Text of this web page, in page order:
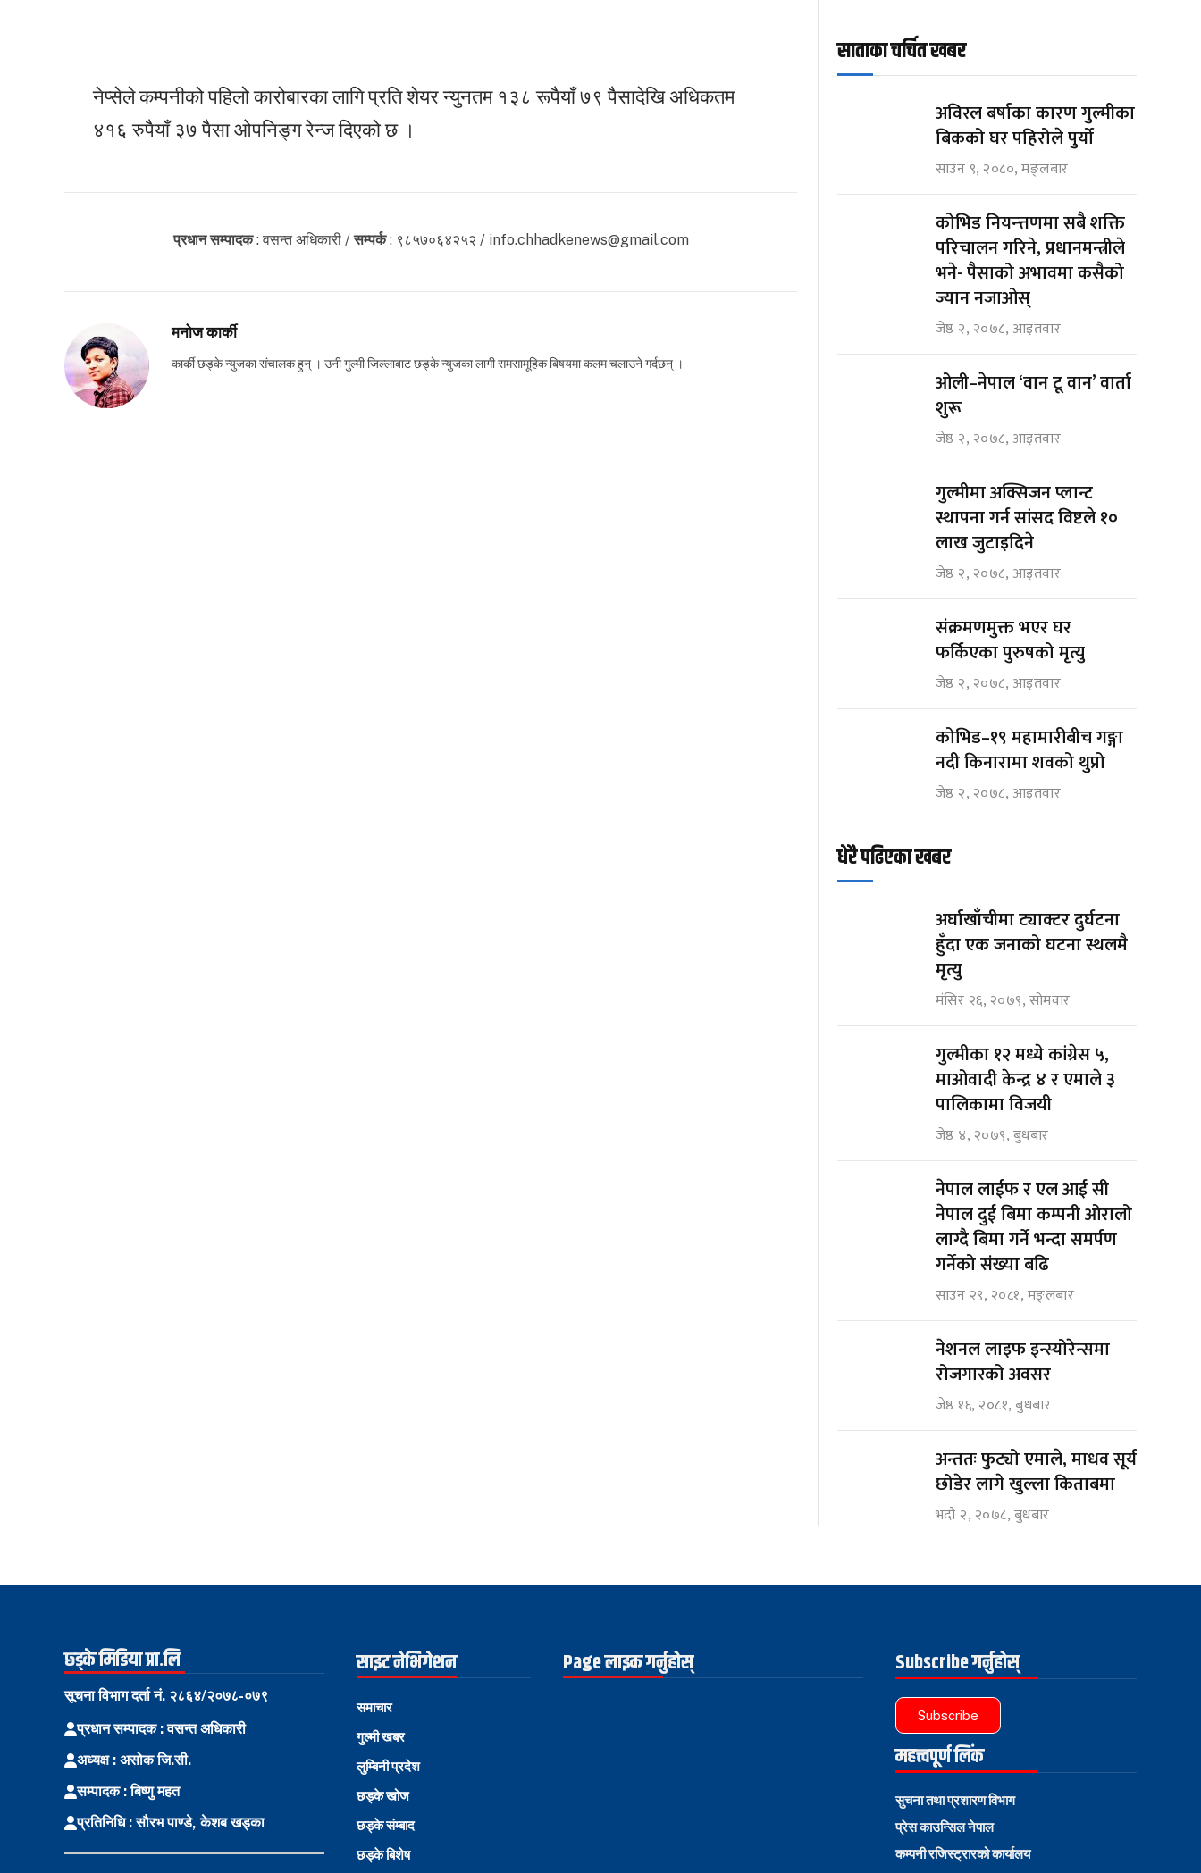
नेप्सेले कम्पनीको पहिलो कारोबारका लागि प्रति शेयर न्युनतम १३८ रूपैयाँ ७९ पैसादेखि अधिकतम
४१६ रुपैयाँ ३७ पैसा ओपनिङ्ग रेन्ज दिएको छ ।
प्रधान सम्पादक: वसन्त अधिकारी /सम्पर्क: ९८५७०६४२५२ / info.chhadkenews@gmail.com
मनोज कार्की
कार्की छड्के न्युजका संचालक हुन् । उनी गुल्मी जिल्लाबाट छड्के न्युजका लागी समसामूहिक बिषयमा कलम चलाउने गर्दछन् ।
साताका चर्चित खबर
अविरल बर्षाका कारण गुल्मीका
बिकको घर पहिरोले पुर्यो
साउन ९, २०८०, मङ्लबार
कोभिड नियन्त्तणमा सबै शक्ति
परिचालन गरिने, प्रधानमन्त्रीले
भने- पैसाको अभावमा कसैको
ज्यान नजाओस्
जेष्ठ २, २०७८, आइतवार
ओली–नेपाल ‘वान टू वान’ वार्ता
शुरू
जेष्ठ २, २०७८, आइतवार
गुल्मीमा अक्सिजन प्लान्ट
स्थापना गर्न सांसद विष्टले १०
लाख जुटाइदिने
जेष्ठ २, २०७८, आइतवार
संक्रमणमुक्त भएर घर
फर्किएका पुरुषको मृत्यु
जेष्ठ २, २०७८, आइतवार
कोभिड–१९ महामारीबीच गङ्गा
नदी किनारामा शवको थुप्रो
जेष्ठ २, २०७८, आइतवार
धेरै पढिएका खबर
अर्घाखाँचीमा ट्याक्टर दुर्घटना
हुँदा एक जनाको घटना स्थलमै
मृत्यु
मंसिर २६, २०७९, सोमवार
गुल्मीका १२ मध्ये कांग्रेस ५,
माओवादी केन्द्र ४ र एमाले ३
पालिकामा विजयी
जेष्ठ ४, २०७९, बुधबार
नेपाल लाईफ र एल आई सी
नेपाल दुई बिमा कम्पनी ओरालो
लाग्दै बिमा गर्ने भन्दा समर्पण
गर्नेको संख्या बढि
साउन २९, २०८१, मङ्लबार
नेशनल लाइफ इन्स्योरेन्समा
रोजगारको अवसर
जेष्ठ १६, २०८१, बुधबार
अन्ततः फुट्यो एमाले, माधव सूर्य
छोडेर लागे खुल्ला किताबमा
भदौ २, २०७८, बुधबार
छ्ड्के मिडिया प्रा.लि
सूचना विभाग दर्ता नं. २८६४/२०७८-०७९
प्रधान सम्पादक : वसन्त अधिकारी
अध्यक्ष : असोक जि.सी.
सम्पादक : बिष्णु महत
प्रतिनिधि : सौरभ पाण्डे, केशब खड्का
साइट नेभिगेशन
समाचार
गुल्मी खबर
लुम्बिनी प्रदेश
छड्के खोज
छड्के संम्बाद
छड्के बिशेष
Page लाइक गर्नुहोस् Subscribe गर्नुहोस्
Subscribe
महत्त्वपूर्ण लिंक
सुचना तथा प्रशारण विभाग
प्रेस काउन्सिल नेपाल
कम्पनी रजिस्ट्रारको कार्यालय